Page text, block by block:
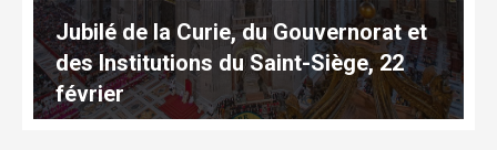
Jubilé de la Curie, du Gouvernorat et
des Institutions du Saint-Siège, 22
février